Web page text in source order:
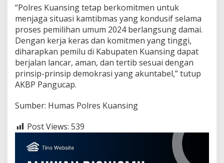
a
2
0
2
4
“Polres Kuansing tetap berkomitmen untuk
menjaga situasi kamtibmas yang kondusif selama
proses pemilihan umum 2024 berlangsung damai.
Dengan kerja keras dan komitmen yang tinggi,
diharapkan pemilu di Kabupaten Kuansing dapat
berjalan lancar, aman, dan tertib sesuai dengan
prinsip-prinsip demokrasi yang akuntabel,” tutup
AKBP Pangucap.
Sumber: Humas Polres Kuansing
Post Views: 539